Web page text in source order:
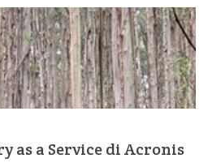
as a Service di Acronis